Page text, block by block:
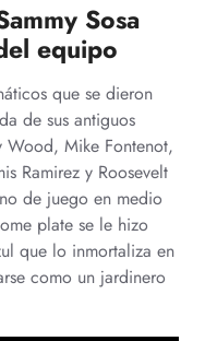
Sosa
equipo
que se dieron
de sus antiguos
Wood, Mike Fontenot,
Ramirez y Roosevelt
de juego en medio
plate se le hizo
que lo inmortaliza en
como un jardinero